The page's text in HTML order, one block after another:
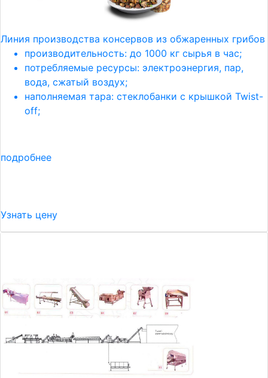
Линия производства консервов из обжаренных грибов
производительность: до 1000 кг сырья в час;
потребляемые ресурсы: электроэнергия, пар,
вода, сжатый воздух;
наполняемая тара: стеклобанки с крышкой Twist-
off;
подробнее
Узнать цену